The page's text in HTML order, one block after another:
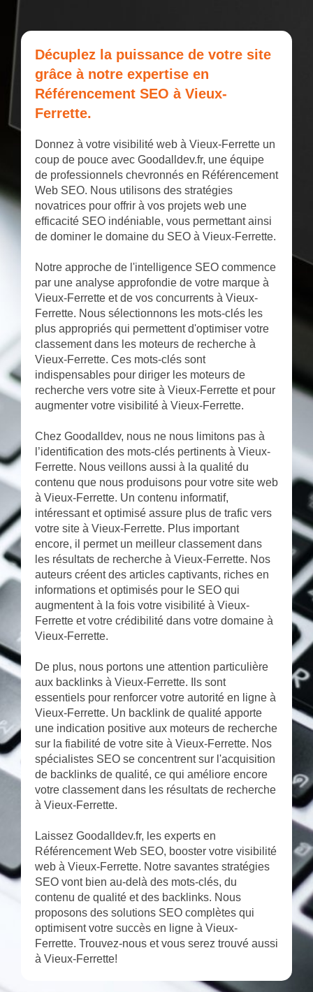
Décuplez la puissance de votre site
grâce à notre expertise en
Référencement SEO à Vieux-
Ferrette.
Donnez à votre visibilité web à Vieux-Ferrette un
coup de pouce avec Goodalldev.fr, une équipe
de professionnels chevronnés en Référencement
Web SEO. Nous utilisons des stratégies
novatrices pour offrir à vos projets web une
efficacité SEO indéniable, vous permettant ainsi
de dominer le domaine du SEO à Vieux-Ferrette.
Notre approche de l'intelligence SEO commence
par une analyse approfondie de votre marque à
Vieux-Ferrette et de vos concurrents à Vieux-
Ferrette. Nous sélectionnons les mots-clés les
plus appropriés qui permettent d'optimiser votre
classement dans les moteurs de recherche à
Vieux-Ferrette. Ces mots-clés sont
indispensables pour diriger les moteurs de
recherche vers votre site à Vieux-Ferrette et pour
augmenter votre visibilité à Vieux-Ferrette.
Chez Goodalldev, nous ne nous limitons pas à
l’identification des mots-clés pertinents à Vieux-
Ferrette. Nous veillons aussi à la qualité du
contenu que nous produisons pour votre site web
à Vieux-Ferrette. Un contenu informatif,
intéressant et optimisé assure plus de trafic vers
votre site à Vieux-Ferrette. Plus important
encore, il permet un meilleur classement dans
les résultats de recherche à Vieux-Ferrette. Nos
auteurs créent des articles captivants, riches en
informations et optimisés pour le SEO qui
augmentent à la fois votre visibilité à Vieux-
Ferrette et votre crédibilité dans votre domaine à
Vieux-Ferrette.
De plus, nous portons une attention particulière
aux backlinks à Vieux-Ferrette. Ils sont
essentiels pour renforcer votre autorité en ligne à
Vieux-Ferrette. Un backlink de qualité apporte
une indication positive aux moteurs de recherche
sur la fiabilité de votre site à Vieux-Ferrette. Nos
spécialistes SEO se concentrent sur l'acquisition
de backlinks de qualité, ce qui améliore encore
votre classement dans les résultats de recherche
à Vieux-Ferrette.
Laissez Goodalldev.fr, les experts en
Référencement Web SEO, booster votre visibilité
web à Vieux-Ferrette. Notre savantes stratégies
SEO vont bien au-delà des mots-clés, du
contenu de qualité et des backlinks. Nous
proposons des solutions SEO complètes qui
optimisent votre succès en ligne à Vieux-
Ferrette. Trouvez-nous et vous serez trouvé aussi
à Vieux-Ferrette!